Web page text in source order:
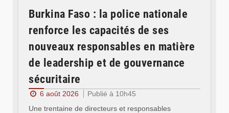
Burkina Faso : la police nationale
renforce les capacités de ses
nouveaux responsables en matière
de leadership et de gouvernance
sécuritaire
6 août 2026
Publié à 10h45
Une trentaine de directeurs et responsables